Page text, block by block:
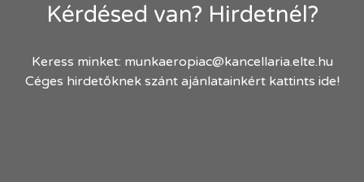
Kérdésed van? Hirdetnél?
Keress minket: munkaeropiac@kancellaria.elte.hu
Céges hirdetőknek szánt ajánlatainkért kattints ide!